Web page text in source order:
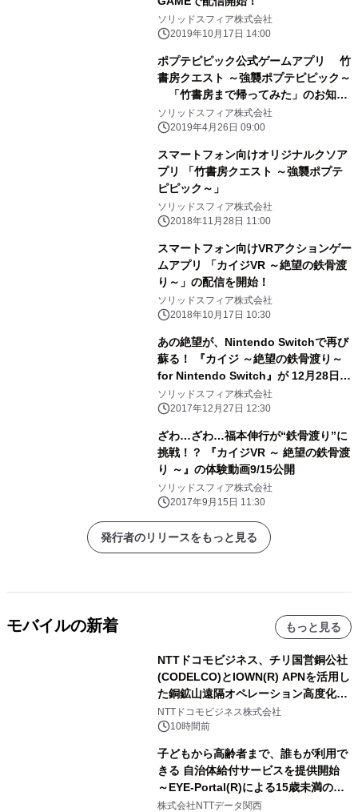
ソリッドスフィア株式会社
2019年10月17日 14:00
ポプテピピック公式ゲームアプリ 竹
書房クエスト ～強襲ポプテピピック～
「竹書房まで帰ってみた」のお知ら
せ
ソリッドスフィア株式会社
2019年4月26日 09:00
スマートフォン向けオリジナルクソア
プリ 「竹書房クエスト ～強襲ポプテ
ピピック～」
ソリッドスフィア株式会社
2018年11月28日 11:00
スマートフォン向けVRアクションゲー
ムアプリ 「カイジVR ～絶望の鉄骨渡
り～」の配信を開始！
ソリッドスフィア株式会社
2018年10月17日 10:30
あの絶望が、Nintendo Switchで再び
蘇る！ 『カイジ ～絶望の鉄骨渡り～
for Nintendo Switch』が 12月28日に
発売！
ソリッドスフィア株式会社
2017年12月27日 12:30
ざわ…ざわ…福本伸行が“鉄骨渡り”に
挑戦！？ 『カイジVR ～ 絶望の鉄骨渡
り ～』の体験動画9/15公開
ソリッドスフィア株式会社
2017年9月15日 11:30
発行者のリリースをもっと見る
モバイルの新着 もっと見る
NTTドコモビジネス、チリ国営銅公社
(CODELCO)とIOWN(R) APNを活用し
た銅鉱山遠隔オペレーション高度化に
向けた調査・実証を開始
NTTドコモビジネス株式会社
10時間前
子どもから高齢者まで、誰もが利用で
きる 自治体給付サービスを提供開始
～EYE-Portal(R)による15歳未満の本
人認証と デジタルデバイド対策で実現
株式会社NTTデータ関西